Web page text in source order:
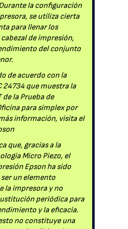
la configuración
se utiliza cierta
para llenar los
de impresión,
del conjunto
de acuerdo con la
24734 que muestra la
de la Prueba de
para simplex por
información, visita el
que, gracias a la
Micro Piezo, el
Epson ha sido
un elemento
la impresora y no
periódica para
y la eficacia.
no constituye una